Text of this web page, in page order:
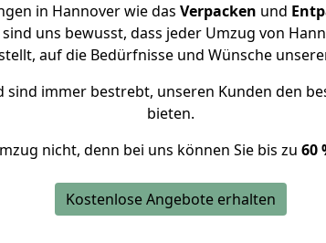
in Hannover wie das Verpacken und
uns bewusst, dass jeder Umzug von
auf die Bedürfnisse und Wünsche
sind immer bestrebt, unseren Kunden den
bieten.
nicht, denn bei uns können Sie bis zu 60
Kostenlose Angebote erhalten